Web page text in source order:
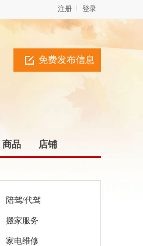
登录
注册
免费发布信息
商品 店铺
陪驾/代驾
搬家服务
家电维修